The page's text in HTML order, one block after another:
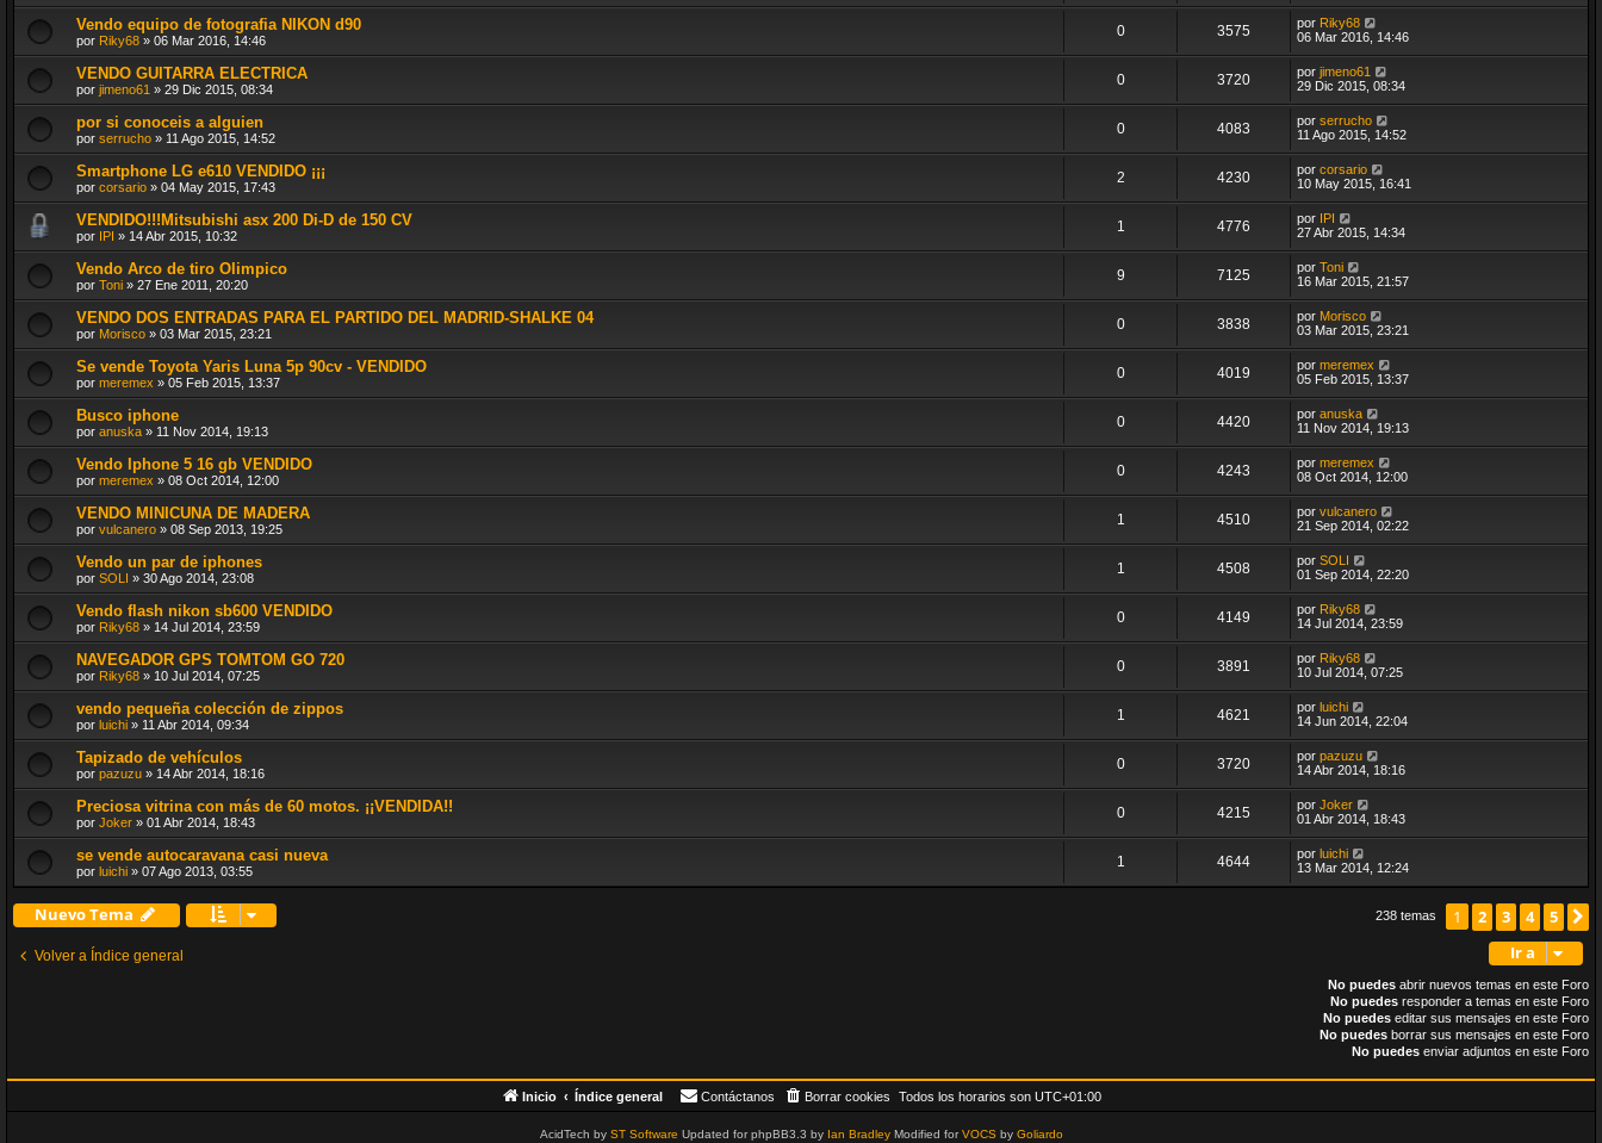
Vendo equipo de fotografia NIKON d90
por Riky68 » 06 Mar 2016, 14:46
0 3575 por Riky68
06 Mar 2016, 14:46
VENDO GUITARRA ELECTRICA
por jimeno61 » 29 Dic 2015, 08:34
0 3720 por jimeno61
29 Dic 2015, 08:34
por si conoceis a alguien
por serrucho » 11 Ago 2015, 14:52
0 4083 por serrucho
11 Ago 2015, 14:52
Smartphone LG e610 VENDIDO ¡¡¡
por corsario » 04 May 2015, 17:43
2 4230 por corsario
10 May 2015, 16:41
VENDIDO!!!Mitsubishi asx 200 Di-D de 150 CV
por IPI » 14 Abr 2015, 10:32
1 4776 por IPI
27 Abr 2015, 14:34
Vendo Arco de tiro Olimpico
por Toni » 27 Ene 2011, 20:20
9 7125 por Toni
16 Mar 2015, 21:57
VENDO DOS ENTRADAS PARA EL PARTIDO DEL MADRID-SHALKE 04
por Morisco » 03 Mar 2015, 23:21
0 3838 por Morisco
03 Mar 2015, 23:21
Se vende Toyota Yaris Luna 5p 90cv - VENDIDO
por meremex » 05 Feb 2015, 13:37
0 4019 por meremex
05 Feb 2015, 13:37
Busco iphone
por anuska » 11 Nov 2014, 19:13
0 4420 por anuska
11 Nov 2014, 19:13
Vendo Iphone 5 16 gb VENDIDO
por meremex » 08 Oct 2014, 12:00
0 4243 por meremex
08 Oct 2014, 12:00
VENDO MINICUNA DE MADERA
por vulcanero » 08 Sep 2013, 19:25
1 4510 por vulcanero
21 Sep 2014, 02:22
Vendo un par de iphones
por SOLI » 30 Ago 2014, 23:08
1 4508 por SOLI
01 Sep 2014, 22:20
Vendo flash nikon sb600 VENDIDO
por Riky68 » 14 Jul 2014, 23:59
0 4149 por Riky68
14 Jul 2014, 23:59
NAVEGADOR GPS TOMTOM GO 720
por Riky68 » 10 Jul 2014, 07:25
0 3891 por Riky68
10 Jul 2014, 07:25
vendo pequeña colección de zippos
por luichi » 11 Abr 2014, 09:34
1 4621 por luichi
14 Jun 2014, 22:04
Tapizado de vehículos
por pazuzu » 14 Abr 2014, 18:16
0 3720 por pazuzu
14 Abr 2014, 18:16
Preciosa vitrina con más de 60 motos. ¡¡VENDIDA!!
por Joker » 01 Abr 2014, 18:43
0 4215 por Joker
01 Abr 2014, 18:43
se vende autocaravana casi nueva
por luichi » 07 Ago 2013, 03:55
1 4644 por luichi
13 Mar 2014, 12:24
Nuevo Tema 238 temas 1 2 3 4 5
Volver a Índice general Ir a
No puedes abrir nuevos temas en este Foro
No puedes responder a temas en este Foro
No puedes editar sus mensajes en este Foro
No puedes borrar sus mensajes en este Foro
No puedes enviar adjuntos en este Foro
Inicio Índice general Todos los horarios son UTC+01:00
Borrar cookies
Contáctanos
AcidTech by ST Software Updated for phpBB3.3 by Ian BradleyModified forVOCSby Goliardo